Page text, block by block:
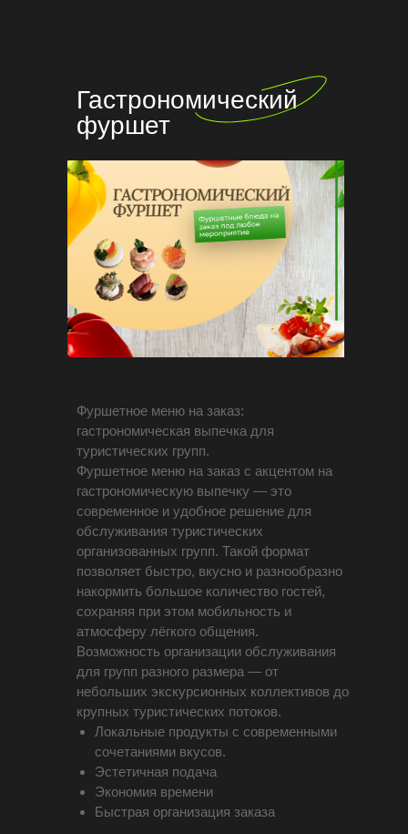
Фуршетное меню на заказ:
гастрономическая выпечка для
туристических групп.
Фуршетное меню на заказ с акцентом на
гастрономическую выпечку — это
современное и удобное решение для
обслуживания туристических
организованных групп. Такой формат
позволяет быстро, вкусно и разнообразно
накормить большое количество гостей,
сохраняя при этом мобильность и
атмосферу лёгкого общения.
Возможность организации обслуживания
для групп разного размера — от
небольших экскурсионных коллективов до
крупных туристических потоков.
Локальные продукты с современными
сочетаниями вкусов.
Эстетичная подача
Экономия времени
Быстрая организация заказа
Гастрономический
фуршет